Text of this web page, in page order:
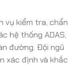
vụ kiểm tra, chẩn
hệ thống ADAS,
đường. Đội ngũ
xác định và khắc